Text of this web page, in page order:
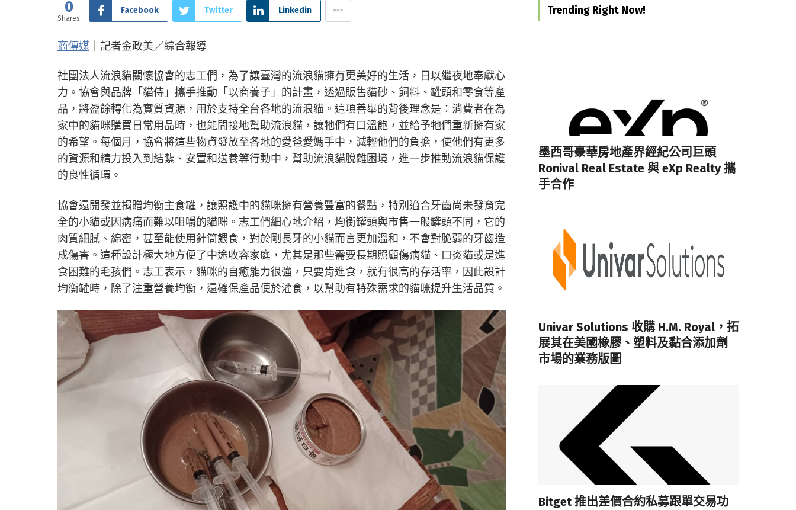
0
Shares
Facebook Twitter Linkedin
商傳媒 ｜記者金政美／綜合報導
社團法人流浪貓關懷協會的志工們，為了讓臺灣的流浪貓擁有更美好的生活，日以繼夜地奉獻心
力。協會與品牌「貓侍」攜手推動「以商養子」的計畫，透過販售貓砂、飼料、罐頭和零食等產
品，將盈餘轉化為實質資源，用於支持全台各地的流浪貓。這項善舉的背後理念是：消費者在為
家中的貓咪購買日常用品時，也能間接地幫助流浪貓，讓牠們有口溫飽，並給予牠們重新擁有家
的希望。每個月，協會將這些物資發放至各地的愛爸愛媽手中，減輕他們的負擔，使他們有更多
的資源和精力投入到結紮、安置和送養等行動中，幫助流浪貓脫離困境，進一步推動流浪貓保護
的良性循環。
協會還開發並捐贈均衡主食罐，讓照護中的貓咪擁有營養豐富的餐點，特別適合牙齒尚未發育完
全的小貓或因病痛而難以咀嚼的貓咪。志工們細心地介紹，均衡罐頭與市售一般罐頭不同，它的
肉質細膩、綿密，甚至能使用針筒餵食，對於剛長牙的小貓而言更加溫和，不會對脆弱的牙齒造
成傷害。這種設計極大地方便了中途收容家庭，尤其是那些需要長期照顧傷病貓、口炎貓或是進
食困難的毛孩們。志工表示，貓咪的自癒能力很強，只要肯進食，就有很高的存活率，因此設計
均衡罐時，除了注重營養均衡，還確保產品便於灌食，以幫助有特殊需求的貓咪提升生活品質。
Trending Right Now!
墨西哥豪華房地產界經紀公司巨頭
Ronival Real Estate 與 eXp Realty 攜
手合作
Univar Solutions 收購 H.M. Royal，拓
展其在美國橡膠、塑料及黏合添加劑
市場的業務版圖
Bitget 推出差價合約私募跟單交易功